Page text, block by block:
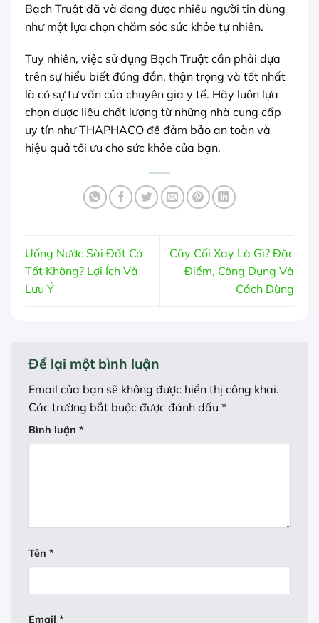
Bạch Truật đã và đang được nhiều người tin dùng
như một lựa chọn chăm sóc sức khỏe tự nhiên.
Tuy nhiên, việc sử dụng Bạch Truật cần phải dựa
trên sự hiểu biết đúng đắn, thận trọng và tốt nhất
là có sự tư vấn của chuyên gia y tế. Hãy luôn lựa
chọn dược liệu chất lượng từ những nhà cung cấp
uy tín như THAPHACO để đảm bảo an toàn và
hiệu quả tối ưu cho sức khỏe của bạn.
Uống Nước Sài Đất Có
Tốt Không? Lợi Ích Và
Lưu Ý
Cây Cối Xay Là Gì? Đặc
Điểm, Công Dụng Và
Cách Dùng
Để lại một bình luận
Email của bạn sẽ không được hiển thị công khai.
Các trường bắt buộc được đánh dấu *
Bình luận *
Tên *
Email *